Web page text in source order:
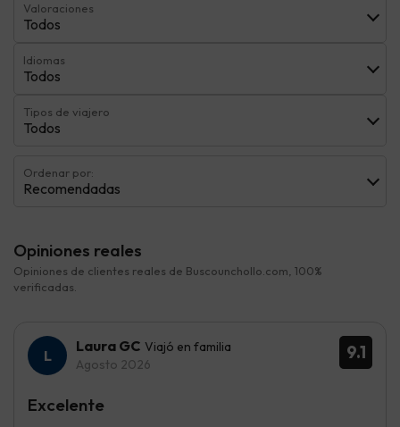
Valoraciones
Todos
Idiomas
Todos
Tipos de viajero
Todos
Ordenar por:
Recomendadas
Opiniones reales
Opiniones de clientes reales de Buscounchollo.com, 100%
verificadas.
9.1
Laura GC Viajó en familia
Agosto 2026
Excelente